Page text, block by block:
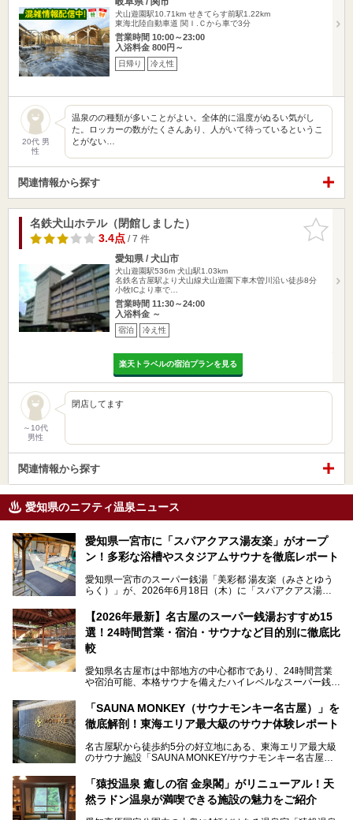
犬山遊園駅10.71km せきてらす前駅1.22km
東海北陸自動車道 関Ｉ.Ｃから車で3分
営業時間 10:00～23:00
入浴料金 800円～
日帰り 冷え性
20代 男
性
温泉のの種類が多いことがよい。全体的に温度がぬるい気がし
た。ロッカーの数がたくさんあり、人がいて待っているというこ
とがない…
関連情報から探す
お気に入
りに追加
名鉄犬山ホテル（閉館しました）
3.4点/ 7 件
愛知県 / 犬山市
犬山遊園駅536m 犬山駅1.03km
名鉄名古屋駅より犬山線犬山遊園下車木曽川沿い徒歩8分
小牧ICより車で…
営業時間 11:30～24:00
入浴料金 ～
宿泊 冷え性
楽天トラベルの宿泊プランを見る
～10代
男性
閉店してます
関連情報から探す
愛知県のニフティ温泉ニュース
愛知県一宮市に「スパアクアス湯友楽」がオープ
ン！多彩な浴槽やスタジアムサウナを徹底レポート
愛知県一宮市のスーパー銭湯「美彩都 湯友楽（みさとゆう
らく）」が、2026年6月18日（木）に「スパアクアス湯友
この地で30年にわたり愛され続けてきた施設だからこそ、
地元住民をはじめオープンを待ちわびている人も多いのでは
ないでしょうか。
老朽化した設備の補修を機に、2年前からじっくり構想を練
ってきたというだけあって、館内の充実度は想像以上。
以前の4倍に拡張したという露天エリアや10の浴槽、40人収
容の巨大なスタジアムサウナに、岩盤浴やリラクゼーション
までまるごと楽しめる施設に生まれ変わりました。
今回は、全面リニューアルして新しくなった「スパアクアス
【2026年最新】名古屋のスーパー銭湯おすすめ15
選！24時間営業・宿泊・サウナなど目的別に徹底比
較
愛知県名古屋市は中部地方の中心都市であり、24時間営業
や宿泊可能、本格サウナを備えたハイレベルなスーパー銭湯
そのため、「日々の仕事の疲れを心身ともにリセットした
い」「休日に時間を忘れて1日中ダラダラ過ごしたい」「コ
くある点が魅力です！
お好みの温泉施設を見つけて楽しんでくださいね。
「SAUNA MONKEY（サウナモンキー名古屋）」を
徹底解剖！東海エリア最大級のサウナ体験レポート
名古屋駅から徒歩約5分の好立地にある、東海エリア最大級
のサウナ施設「SAUNA MONKEY/サウナモンキー名古屋」
「名古屋駅周辺ってサウナが少ないよね」という声をよく耳
にするだけあり、アクセスの良さにも胸が高鳴ります。
今回は普段は男性専用となっているパブリックサウナが、女
「猿投温泉 癒しの宿 金泉閣」がリニューアル！天
然ラドン温泉が満喫できる施設の魅力をご紹介